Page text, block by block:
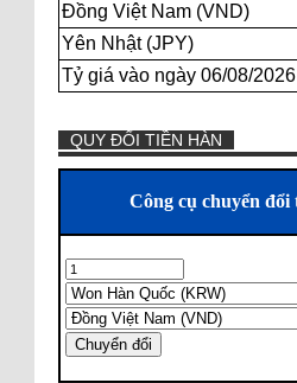
Đồng Việt Nam (VND)
Yên Nhật (JPY)
Tỷ giá vào ngày 06/08/2026
QUY ĐỔI TIỀN HÀN